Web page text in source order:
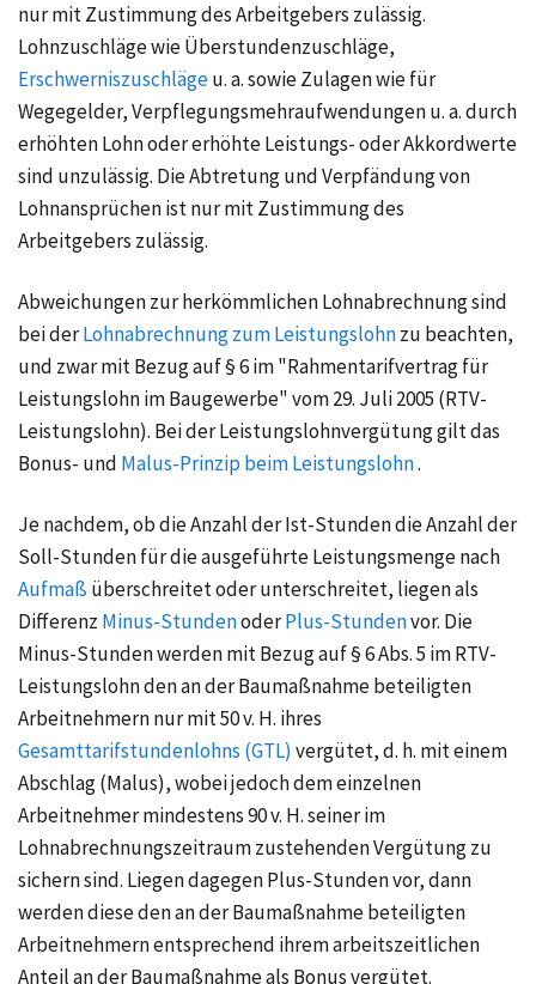
nur mit Zustimmung des Arbeitgebers zulässig.
LohnzuschlägewieÜberstundenzuschläge,
Erschwerniszuschlägeu. a.sowie Zulagen wie für
Wegegelder, Verpflegungsmehraufwendungenu. a.durch
erhöhten Lohn oder erhöhte Leistungs- oder Akkordwerte
sind unzulässig. Die Abtretung und Verpfändung von
Lohnansprüchen ist nur mit Zustimmung des
Arbeitgebers zulässig.
Abweichungen zur herkömmlichen Lohnabrechnung sind
bei derLohnabrechnung zum Leistungslohnzu beachten,
und zwar mit Bezug auf§ 6im "Rahmentarifvertrag für
Leistungslohn im Baugewerbe" vom29. Juli 2005 (RTV-
Leistungslohn). Bei der Leistungslohnvergütung gilt das
Bonus- und Malus-Prinzip beim Leistungslohn.
Je nachdem, ob die Anzahl der Ist-Stunden die Anzahl der
Soll-Stunden für die ausgeführte Leistungsmenge nach
Aufmaß überschreitet oder unterschreitet, liegen als
Differenz Minus-StundenoderPlus-Stundenvor. Die
Minus-Stunden werden mit Bezug auf§ 6 Abs. 5 im RTV-
Leistungslohn den an der Baumaßnahme beteiligten
Arbeitnehmern nur mit50 v. H. ihres
Gesamttarifstundenlohns (GTL) vergütet,d. h. mit einem
Abschlag (Malus), wobei jedoch dem einzelnen
Arbeitnehmer mindestens90 v. H.seiner im
Lohnabrechnungszeitraum zustehenden Vergütung zu
sichern sind. Liegen dagegen Plus-Stunden vor, dann
werden diese den an der Baumaßnahme beteiligten
Arbeitnehmern entsprechend ihrem arbeitszeitlichen
Anteil an der Baumaßnahme als Bonus vergütet.